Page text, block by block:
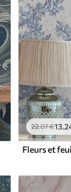
22.07€13